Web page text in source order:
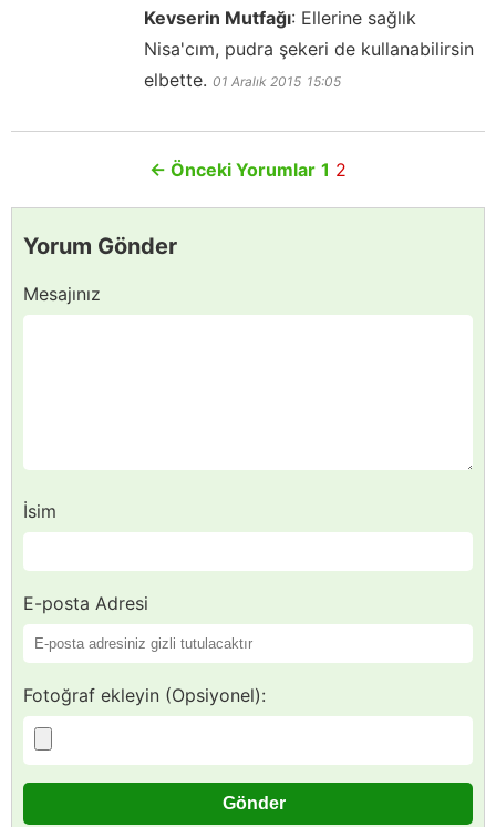
Kevserin Mutfağı: Ellerine sağlık
Nisa'cım, pudra şekeri de kullanabilirsin
elbette. 01 Aralık 2015 15:05
← Önceki Yorumlar 1 2
Yorum Gönder
Mesajınız
İsim
E-posta Adresi
Fotoğraf ekleyin (Opsiyonel):